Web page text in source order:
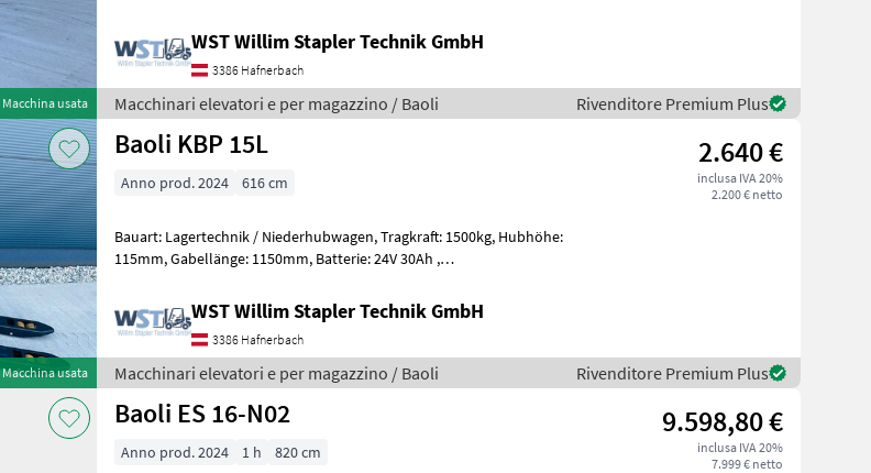
Macchina usata
WST Willim Stapler Technik GmbH
3386 Hafnerbach
Macchinari elevatori e per magazzino / Baoli Rivenditore Premium Plus
Macchina usata
Baoli KBP 15L 2.640 €
inclusa IVA 20%
2.200 € netto
Anno prod. 2024 616 cm
Bauart: Lagertechnik / Niederhubwagen, Tragkraft: 1500kg, Hubhöhe:
115mm, Gabellänge: 1150mm, Batterie: 24V 30Ah ,
WST Willim Stapler Technik GmbH
3386 Hafnerbach
Macchinari elevatori e per magazzino / Baoli Rivenditore Premium Plus
Baoli ES 16-N02 9.598,80 €
inclusa IVA 20%
7.999 € netto
Anno prod. 2024 1 h 820 cm